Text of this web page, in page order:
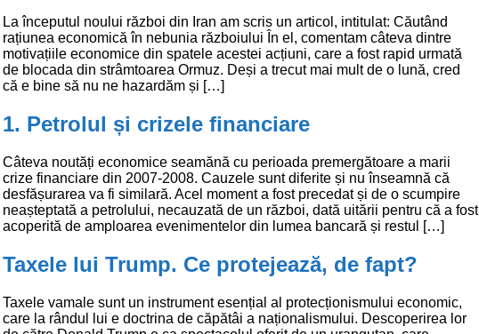
La începutul noului război din Iran am scris un articol, intitulat: Căutând
rațiunea economică în nebunia războiului În el, comentam câteva dintre
motivațiile economice din spatele acestei acțiuni, care a fost rapid urmată
de blocada din strâmtoarea Ormuz. Deși a trecut mai mult de o lună, cred
că e bine să nu ne hazardăm și […]
1. Petrolul și crizele financiare
Câteva noutăți economice seamănă cu perioada premergătoare a marii
crize financiare din 2007-2008. Cauzele sunt diferite și nu înseamnă că
desfășurarea va fi similară. Acel moment a fost precedat și de o scumpire
neașteptată a petrolului, necauzată de un război, dată uitării pentru că a fost
acoperită de amploarea evenimentelor din lumea bancară și restul […]
Taxele lui Trump. Ce protejează, de fapt?
Taxele vamale sunt un instrument esențial al protecționismului economic,
care la rândul lui e doctrina de căpătâi a naționalismului. Descoperirea lor